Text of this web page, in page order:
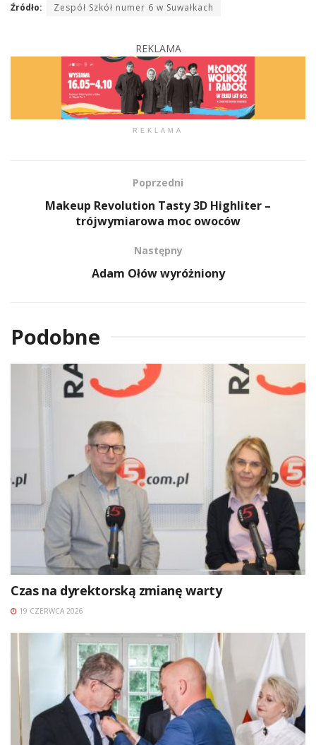
Źródło: Zespół Szkół numer 6 w Suwałkach
REKLAMA
REKLAMA
Poprzedni
Makeup Revolution Tasty 3D Highliter –
trójwymiarowa moc owoców
Następny
Adam Ołów wyróżniony
Podobne
Czas na dyrektorską zmianę warty
19 CZERWCA 2026